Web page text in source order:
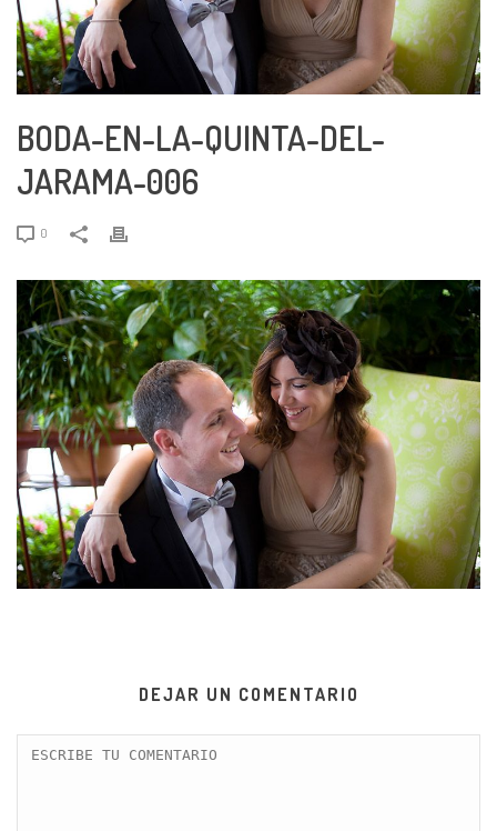
BODA-EN-LA-QUINTA-DEL-
JARAMA-006
0
DEJAR UN COMENTARIO